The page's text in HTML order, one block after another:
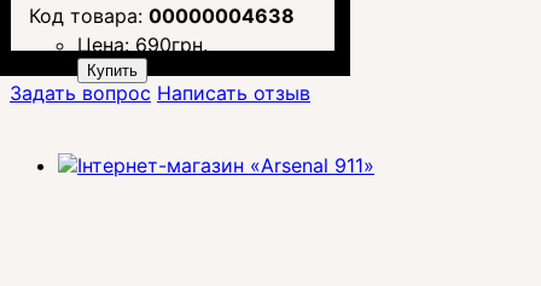
00000004638
Цена: 690грн.
Купить
Задать вопрос Написать отзыв